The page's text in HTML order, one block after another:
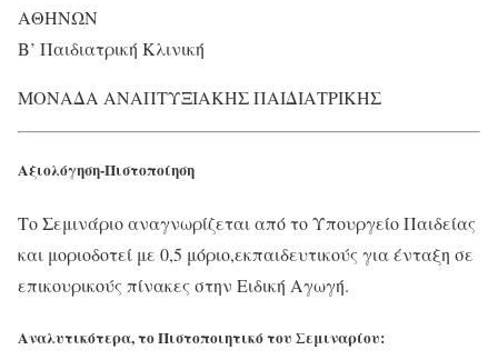
ΑΘΗΝΩΝ
Β’ Παιδιατρική Κλινική
ΜΟΝΑΔΑ ΑΝΑΠΤΥΞΙΑΚΗΣ ΠΑΙΔΙΑΤΡΙΚΗΣ
Αξιολόγηση-Πιστοποίηση
Το Σεμινάριο αναγνωρίζεται από το Υπουργείο Παιδείας
και μοριοδοτεί με 0,5 μόριο,εκπαιδευτικούς για ένταξη σε
επικουρικούς πίνακες στην Ειδική Αγωγή.
Αναλυτικότερα, το Πιστοποιητικό του Σεμιναρίου: